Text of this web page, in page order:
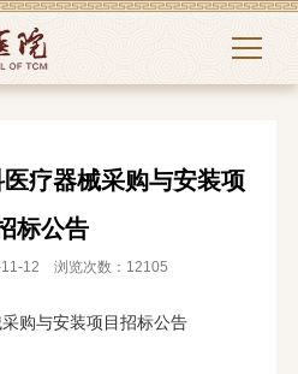
疗器械采购与安装项
标公告
11-12 浏览次数：12105
购与安装项目招标公告